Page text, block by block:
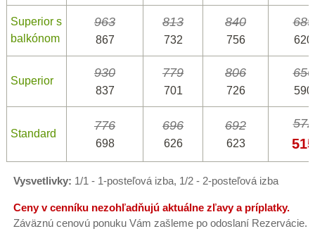
Superior s
balkónom
963
867
813
732
840
756
689
620
Superior
930
837
779
701
806
726
656
590
Standard
776
698
696
626
692
623
572
515
Vysvetlivky: 1/1 - 1-posteľová izba, 1/2 - 2-posteľová izba
Ceny v cenníku nezohľadňujú aktuálne zľavy a príplatky.
Záväznú cenovú ponuku Vám zašleme po odoslaní Rezervácie.